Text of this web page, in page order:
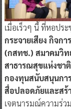
เมื่อเร็วๆ นี้ ที่หอปร
กระจายเสียง กิจก
(กสทช.) สมาคมวิท
สาธารณสุขแห่งชา
กองทุนสนับสนุนกา
สื่อปลอดภัยและสร้
เจตนารมณ์ความร่ว